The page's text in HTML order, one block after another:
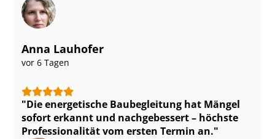
Anna Lauhofer
vor 6 Tagen
Die energetische Baubegleitung hat Mängel
sofort erkannt und nachgebessert – höchste
Pro­fes­sio­na­li­tät vom ersten Termin an.